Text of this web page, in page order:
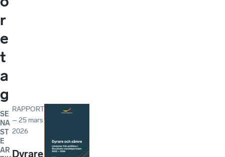
r
e
t
a
g
SE
NA
ST
E
AR
RAPPORT
–25 mars
2026
Dyrare